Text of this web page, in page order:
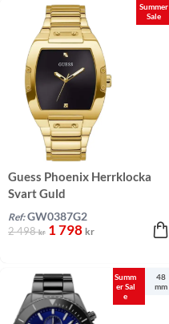
Summer
Sale
Guess Phoenix Herrklocka
Svart Guld
Ref: GW0387G2
2 498kr 1 798 kr
Summ
er Sal
e
48
mm